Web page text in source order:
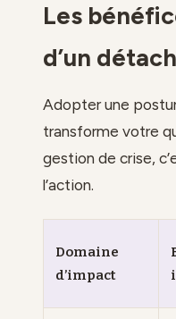
Les
d’un
Adopter une
transforme votre
gestion de crise,
l’action.
Domaine
d’impact